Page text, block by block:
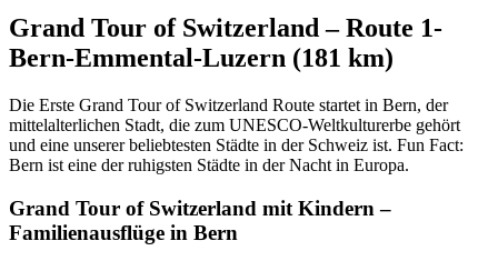
Grand Tour of Switzerland – Route 1-
Bern-Emmental-Luzern (181 km)
Die Erste Grand Tour of Switzerland Route startet in Bern, der
mittelalterlichen Stadt, die zum UNESCO-Weltkulturerbe gehört
und eine unserer beliebtesten Städte in der Schweiz ist. Fun Fact:
Bern ist eine der ruhigsten Städte in der Nacht in Europa.
Grand Tour of Switzerland mit Kindern –
Familienausflüge in Bern